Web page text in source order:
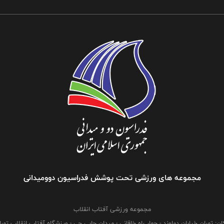
مجموعه های ورزشی تحت پوشش فدراسیون دوومیدانی
مجموعه ورزشی آفتاب انقلاب